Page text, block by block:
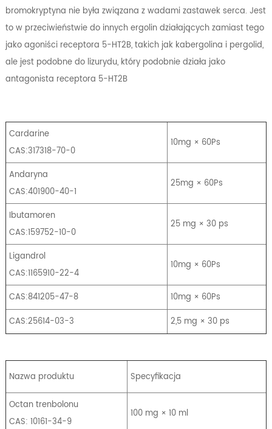
bromokryptyna nie była związana z wadami zastawek serca. Jest
to w przeciwieństwie do innych ergolin działających zamiast tego
jako agoniści receptora 5-HT2B, takich jak kabergolina i pergolid,
ale jest podobne do lizurydu, który podobnie działa jako
antagonista receptora 5-HT2B
Cardarine
CAS:317318-70-0
10mg × 60Ps
Andaryna
CAS:401900-40-1
25mg × 60Ps
Ibutamoren
CAS:159752-10-0
25 mg × 30 ps
Ligandrol
CAS:1165910-22-4
10mg × 60Ps
CAS:841205-47-8
10mg × 60Ps
CAS:25614-03-3
2,5 mg × 30 ps
Nazwa produktu Specyfikacja
Octan trenbolonu
CAS: 10161-34-9
100 mg × 10 ml